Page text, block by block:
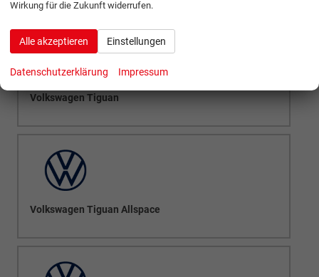
Volkswagen Tiguan
Volkswagen Tiguan Allspace
Wirkung für die Zukunft widerrufen.
Alle akzeptieren Einstellungen
Datenschutzerklärung Impressum